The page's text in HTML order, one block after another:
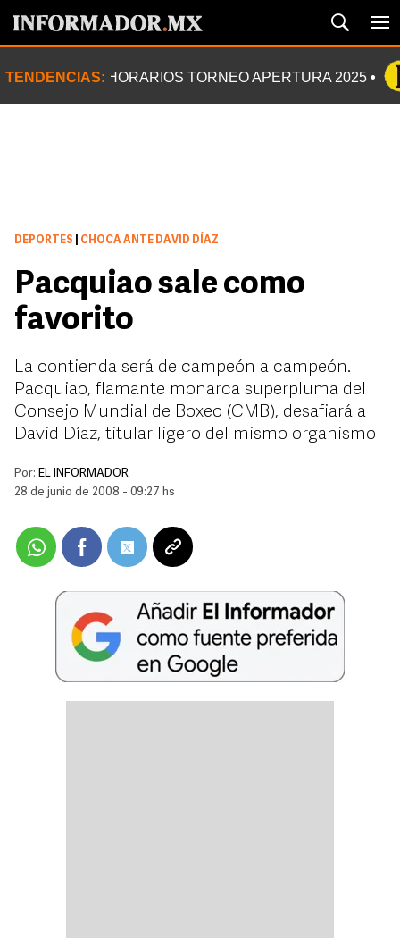
TENDENCIAS: HORARIOS TORNEO APERTURA 2025
DEPORTES CHOCA ANTE DAVID DÍAZ
Pacquiao sale como
favorito
La contienda será de campeón a campeón.
Pacquiao, flamante monarca superpluma del
Consejo Mundial de Boxeo (CMB), desafiará a
David Díaz, titular ligero del mismo organismo
Por: EL INFORMADOR
28 de junio de 2008 - 09:27 hs